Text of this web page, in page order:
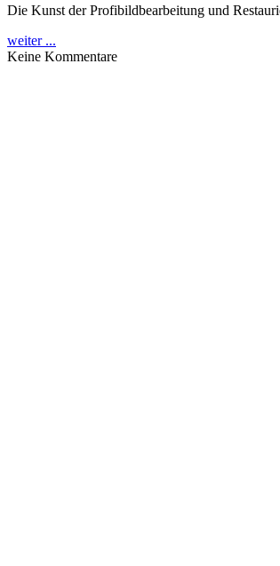
Die Kunst der Profibildbearbeitung und
weiter ...
Keine Kommentare